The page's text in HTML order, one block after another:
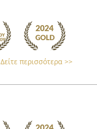
Δείτε περισσότερα >>